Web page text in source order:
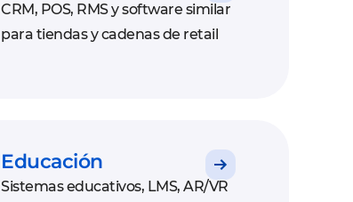
CRM, POS, RMS y software similar
para tiendas y cadenas de retail
Educación
Sistemas educativos, LMS, AR/VR